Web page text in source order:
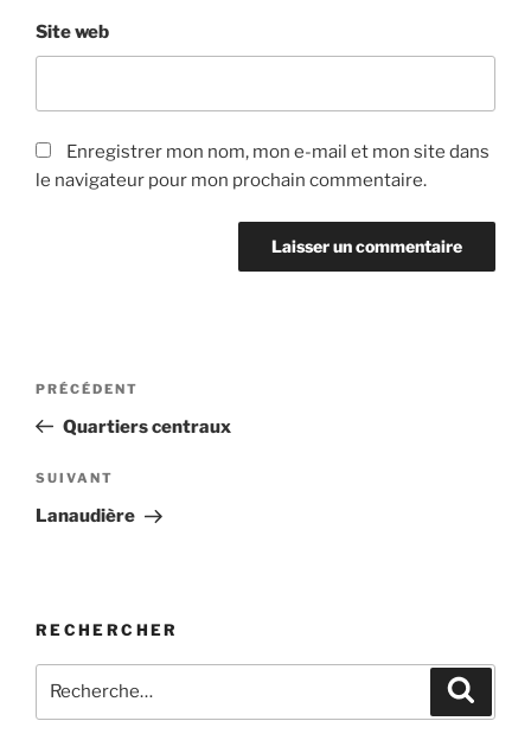
Site web
Enregistrer mon nom, mon e-mail et mon site dans
le navigateur pour mon prochain commentaire.
Navigation
l’article
Article
précédent
PRÉCÉDENT
Quartiers centraux
Article
suivant
SUIVANT
Lanaudière
RECHERCHER
pour